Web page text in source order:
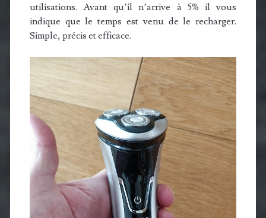
utilisations. Avant qu’il n’arrive à 5% il vous
indique que le temps est venu de le recharger.
Simple, précis et efficace.